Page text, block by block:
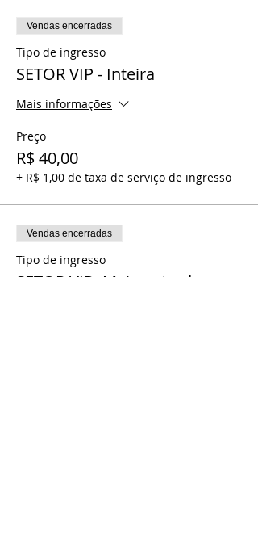
Vendas encerradas
Tipo de ingresso
SETOR VIP - Inteira
Mais informações
Preço
R$ 40,00
+ R$ 1,00 de taxa de serviço de ingresso
Vendas encerradas
Tipo de ingresso
SETOR VIP- Meia entrada